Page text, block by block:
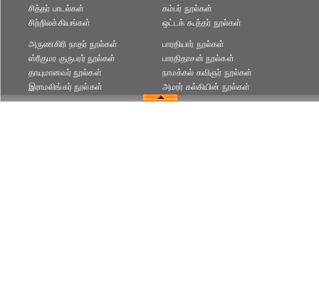
சித்தர் பாடல்கள்
சிற்றிலக்கியங்கள்
கம்பர் நூல்கள்
ஒட்டக் கூத்தர் நூல்கள்
அருணகிரி நாதர் நூல்கள்
ஸ்ரீகுமர குருபரர் நூல்கள்
தாயுமானவர் நூல்கள்
இராமலிங்கர் நூல்கள்
பாரதியார் நூல்கள்
பாரதிதாசன் நூல்கள்
நாமக்கல் கவிஞர் நூல்கள்
அமரர் கல்கியின் நூல்கள்